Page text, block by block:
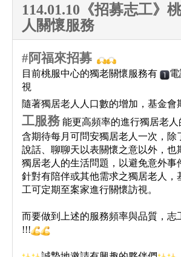
114.01.10《招募志工》
人關懷服務
#阿福來招募
目前桃服中心的獨老關懷服務有
視
隨著獨居老人人口數的增加，基金會
工服務 能更高頻率的進行獨居老
含期待每月可問安獨居老人一次，除
說話、聊聊天以表關懷之意以外，也
獨居老人的生活問題，以避免意外事
針對有陪伴或其他需求之獨居老人，
工可定期至案家進行關懷訪視。
而要做到上述的服務頻率與品質，志
!!!